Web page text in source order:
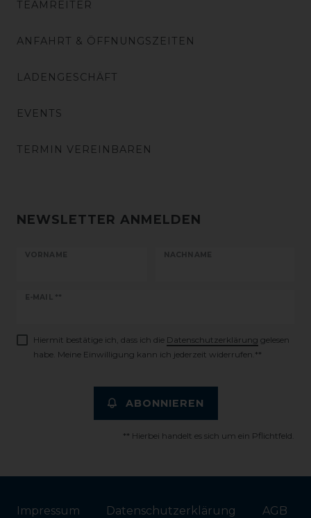
TEAMREITER
ANFAHRT & ÖFFNUNGSZEITEN
LADENGESCHÄFT
EVENTS
TERMIN VEREINBAREN
NEWSLETTER ANMELDEN
VORNAME NACHNAME
E-MAIL **
Newsletter
Hiermit bestätige ich, dass ich die Daten­schutz­erklärung gelesen
habe. Meine Einwilligung kann ich jederzeit widerrufen.**
ABONNIEREN
** Hierbei handelt es sich um ein Pflichtfeld.
Impressum Daten­schutz­erklärung AGB